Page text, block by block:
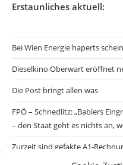
Erstaunliches aktuell:
Bei Wien Energie haperts
Dieselkino Oberwart eröffnet
Die Post bringt allen was
FPÖ – Schnedlitz: „Bablers
– den Staat geht es nichts an,
Zurzeit sind gefakte A1-